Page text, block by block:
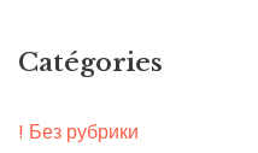
Catégories
! Без рубрики